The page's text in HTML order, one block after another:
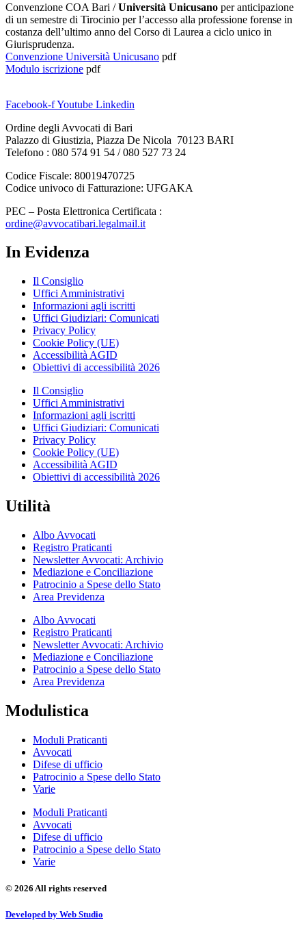
Convenzione COA Bari /Università Unicusano per anticipazione
di un semestre di Tirocinio per l’accesso alla professione forense in
costanza dell’ultimo anno del Corso di Laurea a ciclo unico in
Giurisprudenza.
Convenzione Università Unicusano pdf
Modulo iscrizione pdf
Facebook-fYoutube Linkedin
Ordine degli Avvocati di Bari
Palazzo di Giustizia, Piazza De Nicola 70123 BARI
Telefono : 080 574 91 54 / 080 527 73 24
Codice Fiscale: 80019470725
Codice univoco di Fatturazione: UFGAKA
PEC – Posta Elettronica Certificata :
ordine@avvocatibari.legalmail.it
In Evidenza
Il Consiglio
Uffici Amministrativi
Informazioni agli iscritti
Uffici Giudiziari: Comunicati
Privacy Policy
Cookie Policy (UE)
Accessibilità AGID
Obiettivi di accessibilità 2026
Il Consiglio
Uffici Amministrativi
Informazioni agli iscritti
Uffici Giudiziari: Comunicati
Privacy Policy
Cookie Policy (UE)
Accessibilità AGID
Obiettivi di accessibilità 2026
Utilità
Albo Avvocati
Registro Praticanti
Newsletter Avvocati: Archivio
Mediazione e Conciliazione
Patrocinio a Spese dello Stato
Area Previdenza
Albo Avvocati
Registro Praticanti
Newsletter Avvocati: Archivio
Mediazione e Conciliazione
Patrocinio a Spese dello Stato
Area Previdenza
Modulistica
Moduli Praticanti
Avvocati
Difese di ufficio
Patrocinio a Spese dello Stato
Varie
Moduli Praticanti
Avvocati
Difese di ufficio
Patrocinio a Spese dello Stato
Varie
© 2026 All rights reserved
Developed by Web Studio